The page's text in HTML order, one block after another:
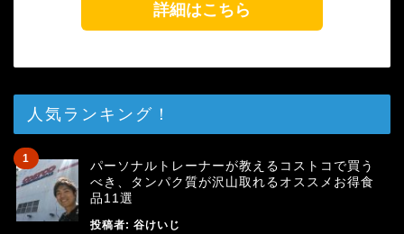
詳細はこちら
人気ランキング！
パーソナルトレーナーが教えるコストコで買う
べき、タンパク質が沢山取れるオススメお得食
品11選
投稿者: 谷けいじ